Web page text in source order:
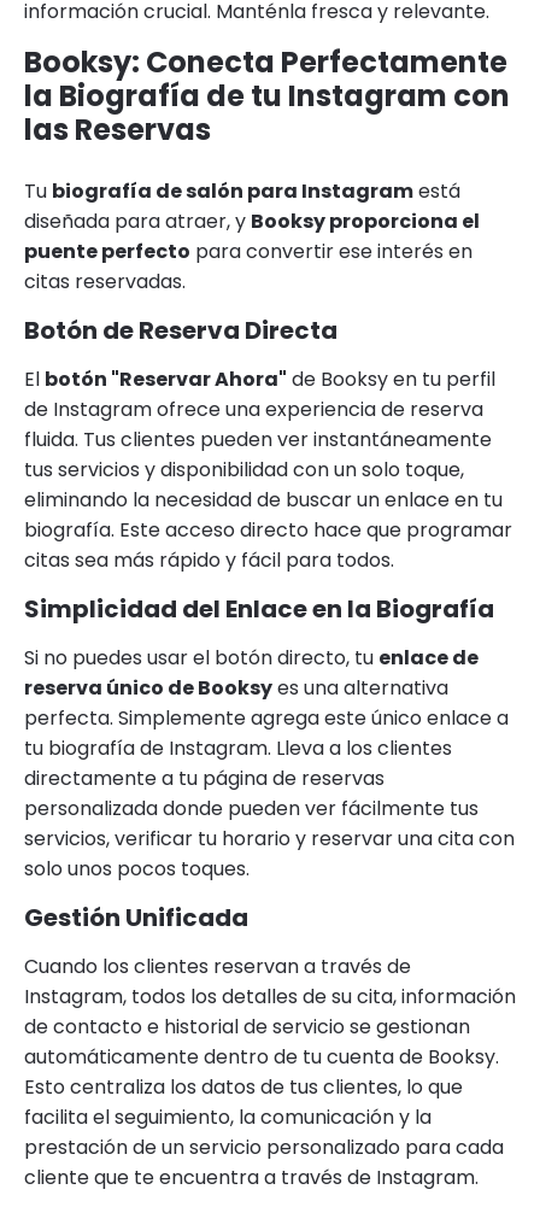
información crucial. Manténla fresca y relevante.
Booksy: Conecta Perfectamente
la Biografía de tu Instagram con
las Reservas
Tu biografía de salón para Instagramestá
diseñada para atraer, y Booksy proporciona el
puente perfecto para convertir ese interés en
citas reservadas.
Botón de Reserva Directa
El botón "Reservar Ahora" de Booksy en tu perfil
de Instagram ofrece una experiencia de reserva
fluida. Tus clientes pueden ver instantáneamente
tus servicios y disponibilidad con un solo toque,
eliminando la necesidad de buscar un enlace en tu
biografía. Este acceso directo hace que programar
citas sea más rápido y fácil para todos.
Simplicidad del Enlace en la Biografía
Si no puedes usar el botón directo, tu enlace de
reserva único de Booksyes una alternativa
perfecta. Simplemente agrega este único enlace a
tu biografía de Instagram. Lleva a los clientes
directamente a tu página de reservas
personalizada donde pueden ver fácilmente tus
servicios, verificar tu horario y reservar una cita con
solo unos pocos toques.
Gestión Unificada
Cuando los clientes reservan a través de
Instagram, todos los detalles de su cita, información
de contacto e historial de servicio se gestionan
automáticamente dentro de tu cuenta de Booksy.
Esto centraliza los datos de tus clientes, lo que
facilita el seguimiento, la comunicación y la
prestación de un servicio personalizado para cada
cliente que te encuentra a través de Instagram.